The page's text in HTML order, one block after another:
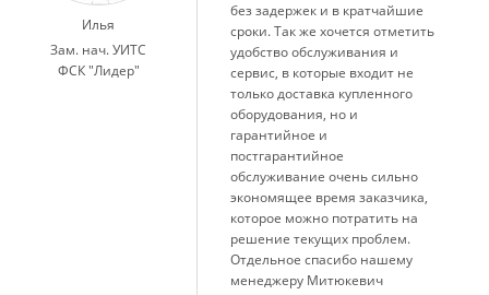
Илья
Зам. нач. УИТС
ФСК "Лидер"
без задержек и в кратчайшие
сроки. Так же хочется отметить
удобство обслуживания и
сервис, в которые входит не
только доставка купленного
оборудования, но и
гарантийное и
постгарантийное
обслуживание очень сильно
экономящее время заказчика,
которое можно потратить на
решение текущих проблем.
Отдельное спасибо нашему
менеджеру Митюкевич